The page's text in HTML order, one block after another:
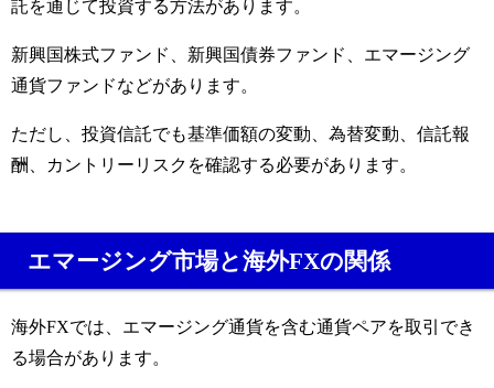
託を通じて投資する方法があります。
新興国株式ファンド、新興国債券ファンド、エマージング
通貨ファンドなどがあります。
ただし、投資信託でも基準価額の変動、為替変動、信託報
酬、カントリーリスクを確認する必要があります。
エマージング市場と海外FXの関係
海外FXでは、エマージング通貨を含む通貨ペアを取引でき
る場合があります。